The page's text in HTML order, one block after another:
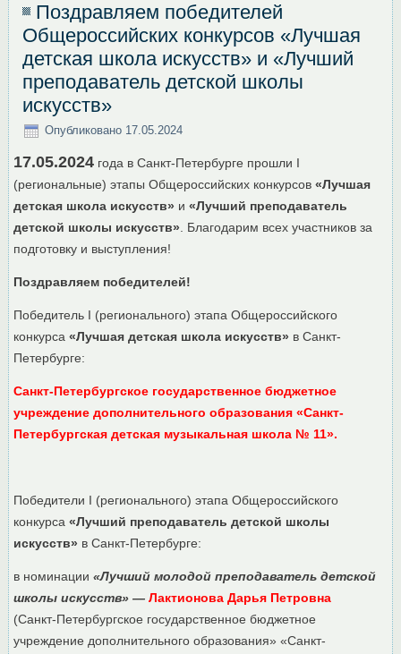
Поздравляем победителей
Общероссийских конкурсов «Лучшая
детская школа искусств» и «Лучший
преподаватель детской школы
искусств»
Опубликовано 17.05.2024
17.05.2024 года в Санкт-Петербурге прошли I
(региональные) этапы Общероссийских конкурсов«Лучшая
детская школа искусств» и«Лучший преподаватель
детской школы искусств» . Благодарим всех участников за
подготовку и выступления!
Поздравляем победителей!
Победитель I (регионального) этапа Общероссийского
конкурса«Лучшая детская школа искусств» в Санкт-
Петербурге:
Санкт-Петербургское государственное бюджетное
учреждение дополнительного образования «Санкт-
Петербургская детская музыкальная школа № 11».
Победители I (регионального) этапа Общероссийского
конкурса«Лучший преподаватель детской школы
искусств» в Санкт-Петербурге:
в номинации«Лучший молодой преподаватель детской
школы искусств» — Лактионова Дарья Петровна
(Санкт-Петербургское государственное бюджетное
учреждение дополнительного образования» «Санкт-